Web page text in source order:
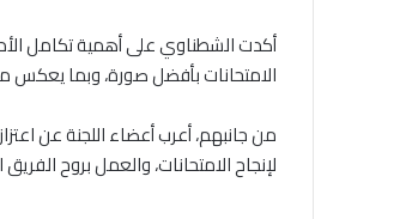
أكدت الشطناوي على أهمية تكامل
الامتحانات بأفضل صورة، وبما يعكس
من جانبهم، أعرب أعضاء اللجنة عن
لإنجاح الامتحانات، والعمل بروح